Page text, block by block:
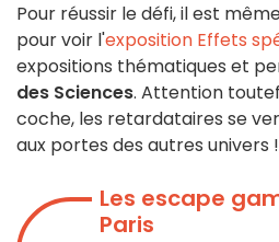
Pour réussir le défi, il est
pour voir l'exposition Effets
expositions thématiques et
des Sciences. Attention
coche, les retardataires se
aux portes des autres univers !
Les escape
Paris